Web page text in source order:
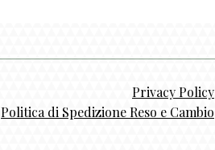
Privacy Policy
Politica di Spedizione Reso e Cambio